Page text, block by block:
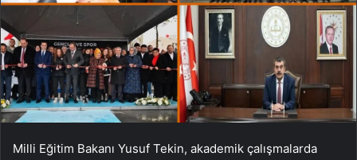
Milli Eğitim Bakanı Yusuf Tekin, akademik çalışmalarda